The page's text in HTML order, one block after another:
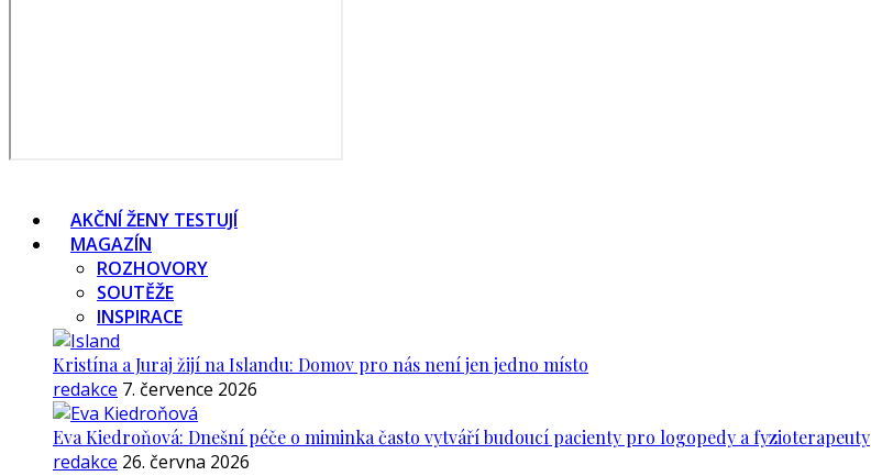
AKČNÍ ŽENY TESTUJÍ
MAGAZÍN
ROZHOVORY
SOUTĚŽE
INSPIRACE
Kristína a Juraj žijí na Islandu: Domov pro nás není jen jedno místo
redakce 7. července 2026
Eva Kiedroňová: Dnešní péče o miminka často vytváří budoucí pacienty pro logopedy a fyzioterapeuty
redakce 26. června 2026